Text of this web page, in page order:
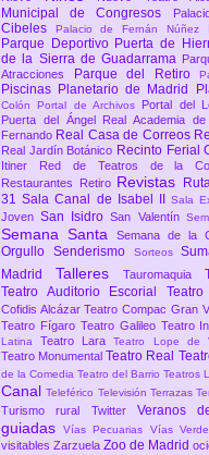
Municipal de Congresos
Cibeles
Palacio de Fernán Núñez
Parque Deportivo Puerta de
de la Sierra de Guadarrama
Atracciones
Parque del Retiro
Piscinas Planetario de Madrid
Colón Portal de Archivos Portal del
Puerta del Ángel
Real Academia
Fernando Real Casa de Correos
Real Jardín Botánico Recinto Ferial
Itiner
Red de Teatros de la
Restaurantes
Retiro Revistas
31Sala Canal de Isabel IISala
JovenSan IsidroSan Valentín
Semana Santa Semana de la
Orgullo Senderismo Sorteos
Madrid Talleres Tauromaquia
Teatro Auditorio Escorial
Cofidis AlcázarTeatro Compac Gran
Teatro Fígaro Teatro Galileo Teatro
Latina Teatro LaraTeatro Lope de
Teatro Monumental Teatro Real
de la Comedia Teatro del Barrio Teatros
CanalTeleférico TelevisiónTerrazas
Turismo rural Twitter Veranos
guiadasVías Pecuarias Vías
visitables Zarzuela Zoo de Madrid